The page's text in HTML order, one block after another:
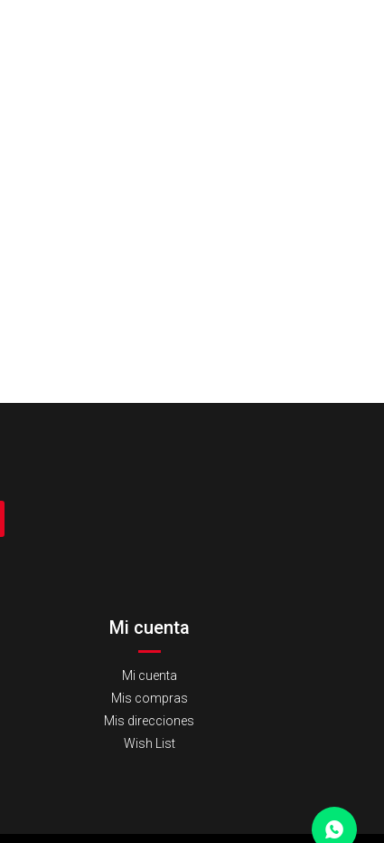
Mi cuenta
Mi cuenta
Mis compras
Mis direcciones
Wish List